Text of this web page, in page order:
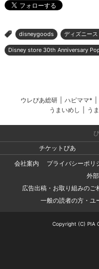
> disneygoods ディズニース
Disney store 30th Anniversary
ウレぴあ総研 ハピママ*
うまいめし
う
チケットぴあ
会社案内
プライバシーポリ
外
広告出稿・お取り組みのご
一般の読者の方・ユ
Copyright (C) PIA